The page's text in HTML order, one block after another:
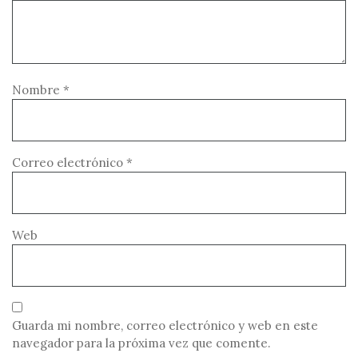
Nombre *
Correo electrónico *
Web
Guarda mi nombre, correo electrónico y web en este
navegador para la próxima vez que comente.